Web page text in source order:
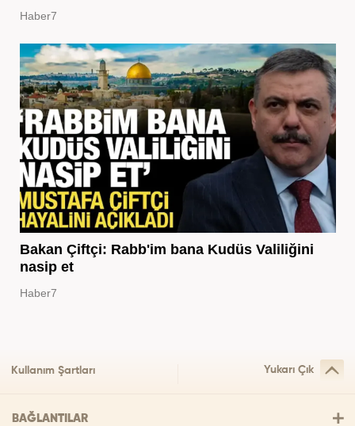
Haber7
Bakan Çiftçi: Rabb'im bana Kudüs Valiliğini
nasip et
Haber7
Kullanım Şartları Yukarı Çık
BAĞLANTILAR